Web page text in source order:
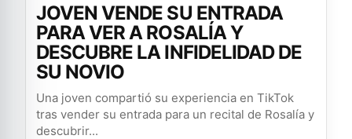
JOVEN VENDE SU ENTRADA
PARA VER A ROSALÍA Y
DESCUBRE LA INFIDELIDAD DE
SU NOVIO
Una joven compartió su experiencia en TikTok
tras vender su entrada para un recital de Rosalía y
descubrir...